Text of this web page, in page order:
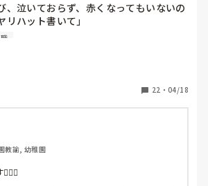
、泣いておらず、赤くなってもいないの
ハット書いて」
かない）
内容でも
を練って書き込むようにと。
を考えさせられること多数
拘束されて辛いです
か?
22 ・ 04/18
教諭, 幼稚園